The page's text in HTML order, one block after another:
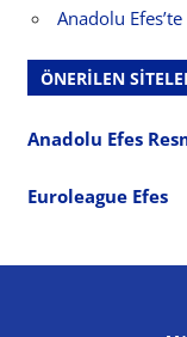
Anadolu
ÖNERILEN
Anadolu Efes
Euroleague Efes